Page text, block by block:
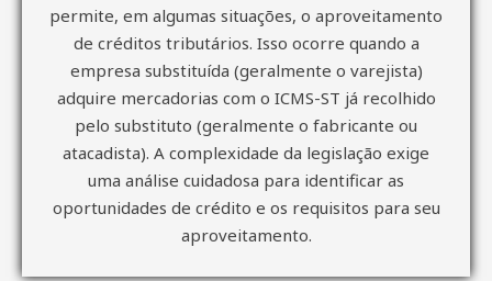
permite, em algumas situações, o aproveitamento
de créditos tributários. Isso ocorre quando a
empresa substituída (geralmente o varejista)
adquire mercadorias com o ICMS-ST já recolhido
pelo substituto (geralmente o fabricante ou
atacadista). A complexidade da legislação exige
uma análise cuidadosa para identificar as
oportunidades de crédito e os requisitos para seu
aproveitamento.